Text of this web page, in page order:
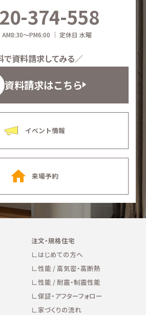
374-558
～PM6:00 ｜ 定休日 水曜
で資料請求してみる／
資料請求はこちら
イベント情報
来場予約
注文・規格住宅
はじめての方へ
性能 / 高気密・高断熱
性能 / 耐震・制震性能
保証・アフターフォロー
家づくりの流れ